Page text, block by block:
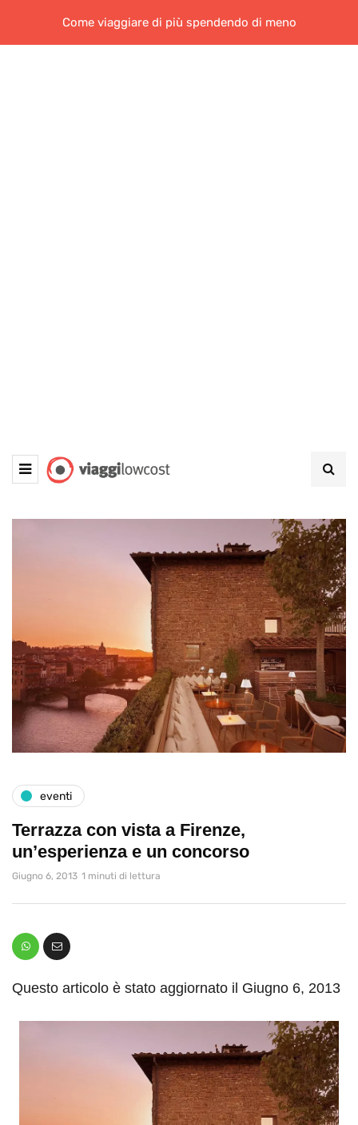
Come viaggiare di più spendendo di meno
eventi
Terrazza con vista a Firenze,
un’esperienza e un concorso
Giugno 6, 2013 1 minuti di lettura
Questo articolo è stato aggiornato il Giugno 6, 2013